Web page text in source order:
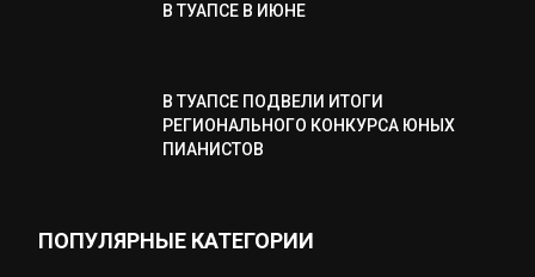
В ТУАПСЕ В ИЮНЕ
В ТУАПСЕ ПОДВЕЛИ ИТОГИ
РЕГИОНАЛЬНОГО КОНКУРСА ЮНЫХ
ПИАНИСТОВ
ПОПУЛЯРНЫЕ КАТЕГОРИИ